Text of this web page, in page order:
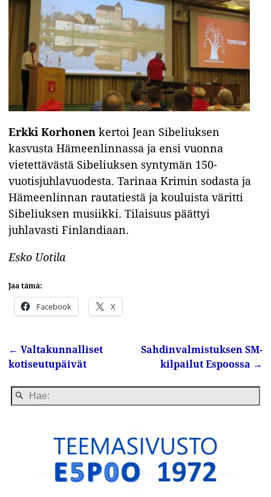
Erkki Korhonen kertoi Jean Sibeliuksen
kasvusta Hämeenlinnassa ja ensi vuonna
vietettävästä Sibeliuksen syntymän 150-
vuotisjuhlavuodesta. Tarinaa Krimin sodasta ja
Hämeenlinnan rautatiestä ja kouluista väritti
Sibeliuksen musiikki. Tilaisuus päättyi
juhlavasti Finlandiaan.
Esko Uotila
Jaa tämä:
Facebook X
Artikkelin navigointi
← Valtakunnalliset
kotiseutupäivät
Sahdinvalmistuksen SM-
kilpailut Espoossa →